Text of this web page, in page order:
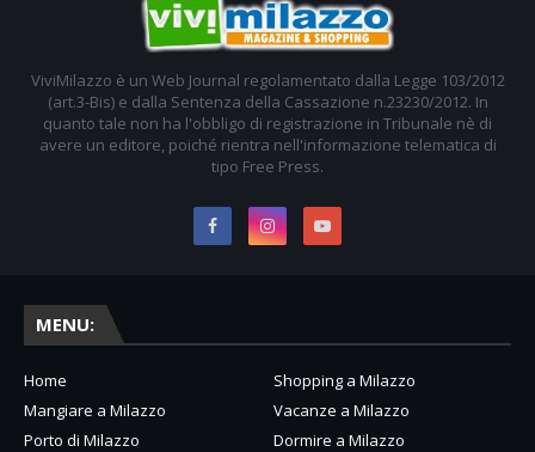
ViviMilazzo è un Web Journal regolamentato dalla Legge 103/2012
(art.3-Bis) e dalla Sentenza della Cassazione n.23230/2012. In
quanto tale non ha l'obbligo di registrazione in Tribunale nè di
avere un editore, poiché rientra nell'informazione telematica di
tipo Free Press.
MENU:
Home
Shopping a Milazzo
Mangiare a Milazzo
Vacanze a Milazzo
Porto di Milazzo
Dormire a Milazzo